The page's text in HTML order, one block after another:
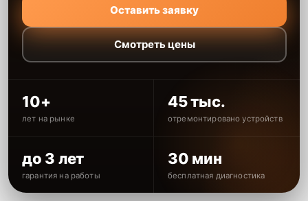
Оставить заявку
Смотреть цены
10+
лет на рынке
45 тыс.
отремонтировано устройств
до 3 лет
гарантия на работы
30 мин
бесплатная диагностика